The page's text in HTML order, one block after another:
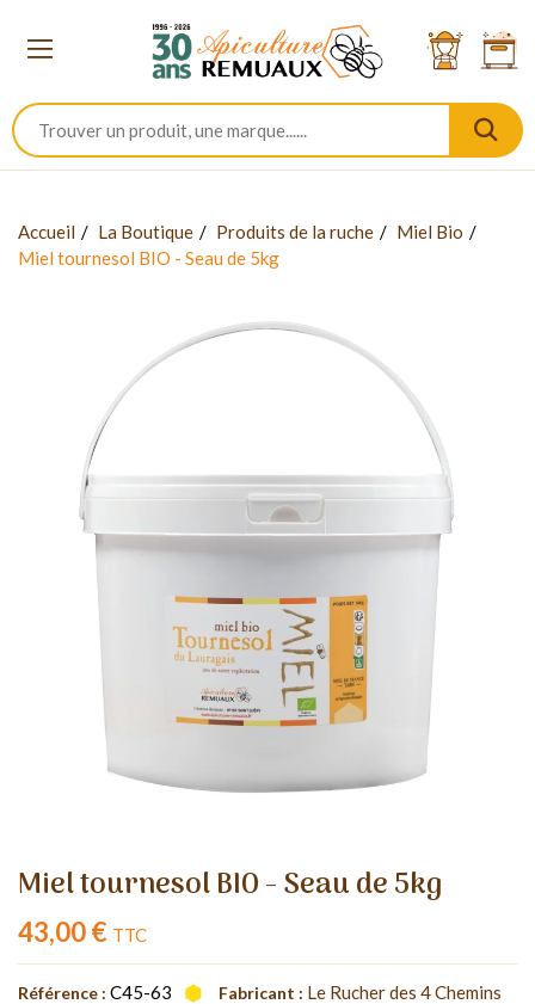
Accueil La Boutique Produits de la ruche
Miel Bio
Miel tournesol BIO - Seau de 5kg
Miel tournesol BIO - Seau de 5kg
43,00 € TTC
Référence : C45-63 Fabricant : Le Rucher des 4 Chemins